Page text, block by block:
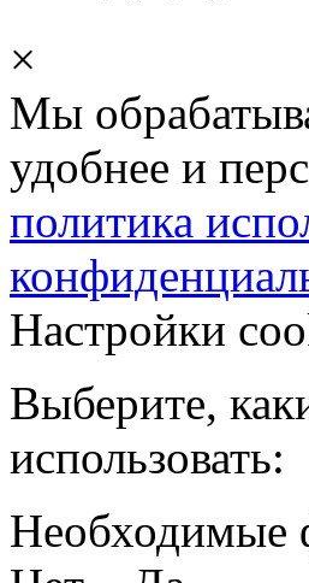
×
Мы
удобнее и
политика
Настройки
Выберите,
использовать:
Необходимые